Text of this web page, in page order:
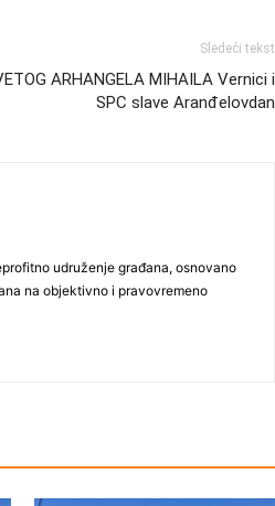
Sledeći tekst
ARHANGELA MIHAILA Vernici i
SPC slave Aranđelovdan
udruženje građana, osnovano
na objektivno i pravovremeno